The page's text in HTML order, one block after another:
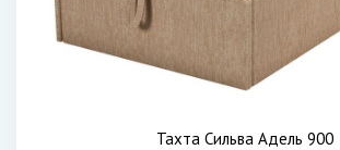
Тахта Сильва Адель 900